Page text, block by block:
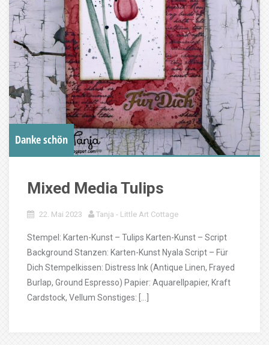
Danke schön
Mixed Media Tulips
22. Mai 2023 Tanja - Little Art Cottage
Stempel: Karten-Kunst – Tulips Karten-Kunst – Script
Background Stanzen: Karten-Kunst Nyala Script – Für
Dich Stempelkissen: Distress Ink (Antique Linen, Frayed
Burlap, Ground Espresso) Papier: Aquarellpapier, Kraft
Cardstock, Vellum Sonstiges: […]